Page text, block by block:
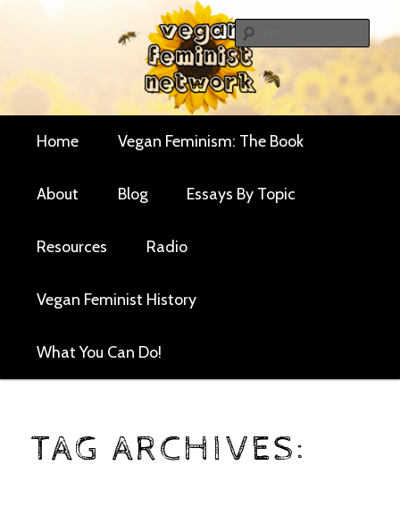
content
contentVegan Feminist
Network
Critical essays and resources for vegan women and
Home Vegan Feminism: The Book
About Blog Essays By Topic
Resources Radio
Vegan Feminist History
What You Can Do!
TAG ARCHIVES: